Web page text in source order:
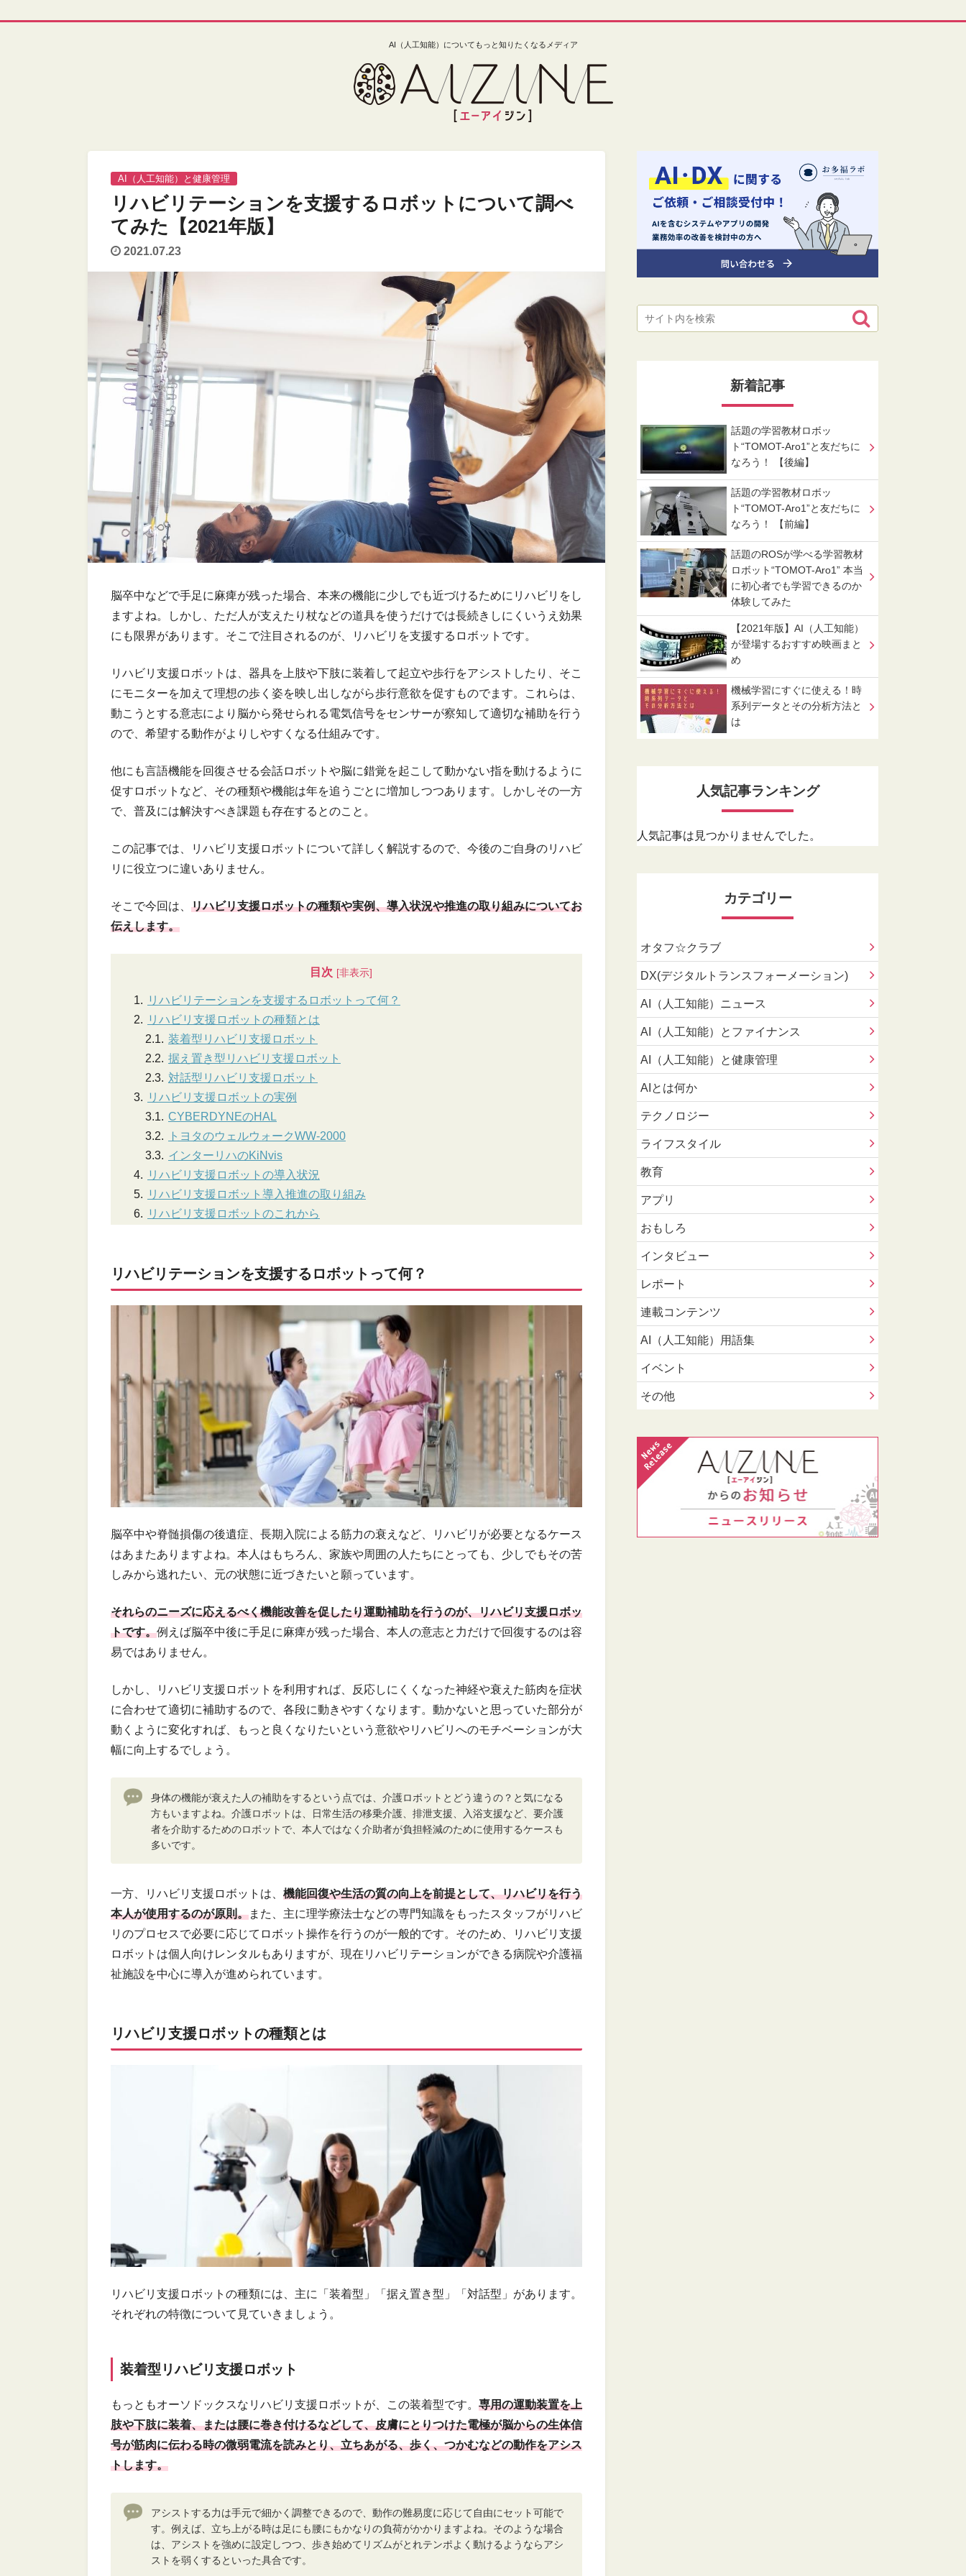
AI（人工知能）についてもっと知りたくなるメディア
AI（人工知能）と健康管理
リハビリテーションを支援するロボットについて調べ
てみた【2021年版】
2021.07.23
脳卒中などで手足に麻痺が残った場合、本来の機能に少しでも近づけるためにリハビリをし
ますよね。しかし、ただ人が支えたり杖などの道具を使うだけでは長続きしにくいうえ効果
にも限界があります。そこで注目されるのが、リハビリを支援するロボットです。
リハビリ支援ロボットは、器具を上肢や下肢に装着して起立や歩行をアシストしたり、そこ
にモニターを加えて理想の歩く姿を映し出しながら歩行意欲を促すものでます。これらは、
動こうとする意志により脳から発せられる電気信号をセンサーが察知して適切な補助を行う
ので、希望する動作がよりしやすくなる仕組みです。
他にも言語機能を回復させる会話ロボットや脳に錯覚を起こして動かない指を動けるように
促すロボットなど、その種類や機能は年を追うごとに増加しつつあります。しかしその一方
で、普及には解決すべき課題も存在するとのこと。
この記事では、リハビリ支援ロボットについて詳しく解説するので、今後のご自身のリハビ
リに役立つに違いありません。
そこで今回は、 リハビリ支援ロボットの種類や実例、導入状況や推進の取り組みについてお
伝えします。
目次
リハビリテーションを支援するロボットって何？
リハビリ支援ロボットの種類とは
装着型リハビリ支援ロボット
据え置き型リハビリ支援ロボット
対話型リハビリ支援ロボット
リハビリ支援ロボットの実例
CYBERDYNEのHAL
トヨタのウェルウォークWW-2000
インターリハのKiNvis
リハビリ支援ロボットの導入状況
リハビリ支援ロボット導入推進の取り組み
リハビリ支援ロボットのこれから
リハビリテーションを支援するロボットって何？
脳卒中や脊髄損傷の後遺症、長期入院による筋力の衰えなど、リハビリが必要となるケース
はあまたありますよね。本人はもちろん、家族や周囲の人たちにとっても、少しでもその苦
しみから逃れたい、元の状態に近づきたいと願っています。
それらのニーズに応えるべく機能改善を促したり運動補助を行うのが、リハビリ支援ロボッ
トです。例えば脳卒中後に手足に麻痺が残った場合、本人の意志と力だけで回復するのは容
易ではありません。
しかし、リハビリ支援ロボットを利用すれば、反応しにくくなった神経や衰えた筋肉を症状
に合わせて適切に補助するので、各段に動きやすくなります。動かないと思っていた部分が
動くように変化すれば、もっと良くなりたいという意欲やリハビリへのモチベーションが大
幅に向上するでしょう。
身体の機能が衰えた人の補助をするという点では、介護ロボットとどう違うの？と気になる
方もいますよね。介護ロボットは、日常生活の移乗介護、排泄支援、入浴支援など、要介護
者を介助するためのロボットで、本人ではなく介助者が負担軽減のために使用するケースも
多いです。
一方、リハビリ支援ロボットは、 機能回復や生活の質の向上を前提として、リハビリを行う
本人が使用するのが原則。また、主に理学療法士などの専門知識をもったスタッフがリハビ
リのプロセスで必要に応じてロボット操作を行うのが一般的です。そのため、リハビリ支援
ロボットは個人向けレンタルもありますが、現在リハビリテーションができる病院や介護福
祉施設を中心に導入が進められています。
リハビリ支援ロボットの種類とは
リハビリ支援ロボットの種類には、主に「装着型」「据え置き型」「対話型」があります。
それぞれの特徴について見ていきましょう。
装着型リハビリ支援ロボット
もっともオーソドックスなリハビリ支援ロボットが、この装着型です。 専用の運動装置を上
肢や下肢に装着、または腰に巻き付けるなどして、皮膚にとりつけた電極が脳からの生体信
号が筋肉に伝わる時の微弱電流を読みとり、立ちあがる、歩く、つかむなどの動作をアシス
トします。
アシストする力は手元で細かく調整できるので、動作の難易度に応じて自由にセット可能で
す。例えば、立ち上がる時は足にも腰にもかなりの負荷がかかりますよね。そのような場合
は、アシストを強めに設定しつつ、歩き始めてリズムがとれテンポよく動けるようならアシ
ストを弱くするといった具合です。
新着記事
話題の学習教材ロボッ
ト“TOMOT-Aro1”と友だちに
なろう！ 【後編】
話題の学習教材ロボッ
ト“TOMOT-Aro1”と友だちに
なろう！ 【前編】
話題のROSが学べる学習教材
ロボット“TOMOT-Aro1” 本当
に初心者でも学習できるのか
体験してみた
【2021年版】AI（人工知能）
が登場するおすすめ映画まと
め
機械学習にすぐに使える！時
系列データとその分析方法と
は
人気記事ランキング
人気記事は見つかりませんでした。
カテゴリー
オタフ☆クラブ
DX(デジタルトランスフォーメーション)
AI（人工知能）ニュース
AI（人工知能）とファイナンス
AI（人工知能）と健康管理
AIとは何か
テクノロジー
ライフスタイル
教育
アプリ
おもしろ
インタビュー
レポート
連載コンテンツ
AI（人工知能）用語集
イベント
その他